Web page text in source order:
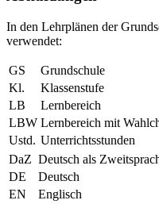
In den Lehrplänen der
verwendet:
GS
Grundschule
Kl.
Klassenstufe
LB
Lernbereich
LBW Lernbereich mit
Ustd. Unterrichtsstunden
DaZ Deutsch als
DE
Deutsch
EN
Englisch